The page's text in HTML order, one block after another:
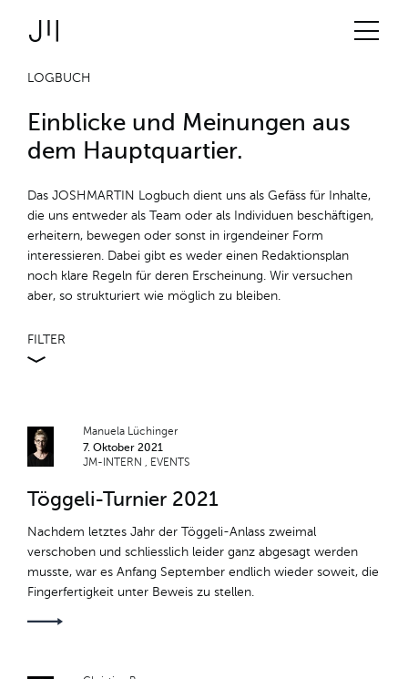
Link zur Startseite
Projekte
Technologien
Über uns
JOSHMARTIN
Logbuch
LOGBUCH
Einblicke und Meinungen aus
dem Hauptquartier.
Das JOSHMARTIN Logbuch dient uns als Gefäss für Inhalte,
die uns entweder als Team oder als Individuen beschäftigen,
erheitern, bewegen oder sonst in irgendeiner Form
interessieren. Dabei gibt es weder einen Redaktionsplan
noch klare Regeln für deren Erscheinung. Wir versuchen
aber, so strukturiert wie möglich zu bleiben.
FILTER
TEAM RETREAT
TÖGGELITURNIER
ROBERT PASCAL
SCHNUPPERTAGE
Manuela Lüchinger
7. Oktober 2021
JM-INTERN
EVENTS
Töggeli-Turnier 2021
Nachdem letztes Jahr der Töggeli-Anlass zweimal
verschoben und schliesslich leider ganz abgesagt werden
musste, war es Anfang September endlich wieder soweit, die
Fingerfertigkeit unter Beweis zu stellen.